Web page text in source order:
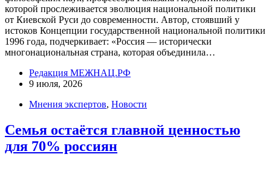
которой прослеживается эволюция национальной политики
от Киевской Руси до современности. Автор, стоявший у
истоков Концепции государственной национальной политики
1996 года, подчеркивает: «Россия — исторически
многонациональная страна, которая объединила…
Редакция МЕЖНАЦ.РФ
9 июля, 2026
Мнения экспертов, Новости
Семья остаётся главной ценностью
для 70% россиян